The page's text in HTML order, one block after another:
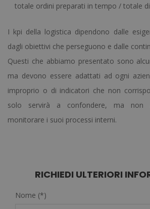
totale ordini preparati in tempo / totale
I kpi della logistica dipendono dalle
dagli obiettivi che perseguono e dalle
Questi che abbiamo presentato sono
ma devono essere adattati ad ogni
improprio o di indicatori che non
solo servirà a confondere, ma non
monitorare i suoi processi interni.
RICHIEDI ULTERIORI
Nome (*)